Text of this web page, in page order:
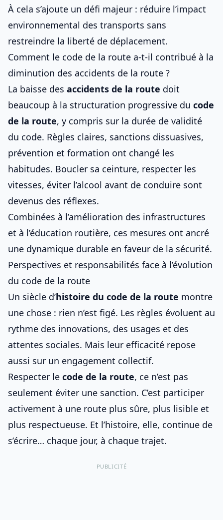
À cela s’ajoute un défi majeur : réduire l’impact
environnemental des transports sans
restreindre la liberté de déplacement.
Comment le code de la route a-t-il contribué à la
diminution des accidents de la route ?
La baisse des accidents de la route doit
beaucoup à la structuration progressive du code
de la route, y compris sur la durée de validité
du code. Règles claires, sanctions dissuasives,
prévention et formation ont changé les
habitudes. Boucler sa ceinture, respecter les
vitesses, éviter l’alcool avant de conduire sont
devenus des réflexes.
Combinées à l’amélioration des infrastructures
et à l’éducation routière, ces mesures ont ancré
une dynamique durable en faveur de la sécurité.
Perspectives et responsabilités face à l’évolution
du code de la route
Un siècle d’histoire du code de la route montre
une chose : rien n’est figé. Les règles évoluent au
rythme des innovations, des usages et des
attentes sociales. Mais leur efficacité repose
aussi sur un engagement collectif.
Respecter le code de la route, ce n’est pas
seulement éviter une sanction. C’est participer
activement à une route plus sûre, plus lisible et
plus respectueuse. Et l’histoire, elle, continue de
s’écrire… chaque jour, à chaque trajet.
PUBLICITÉ